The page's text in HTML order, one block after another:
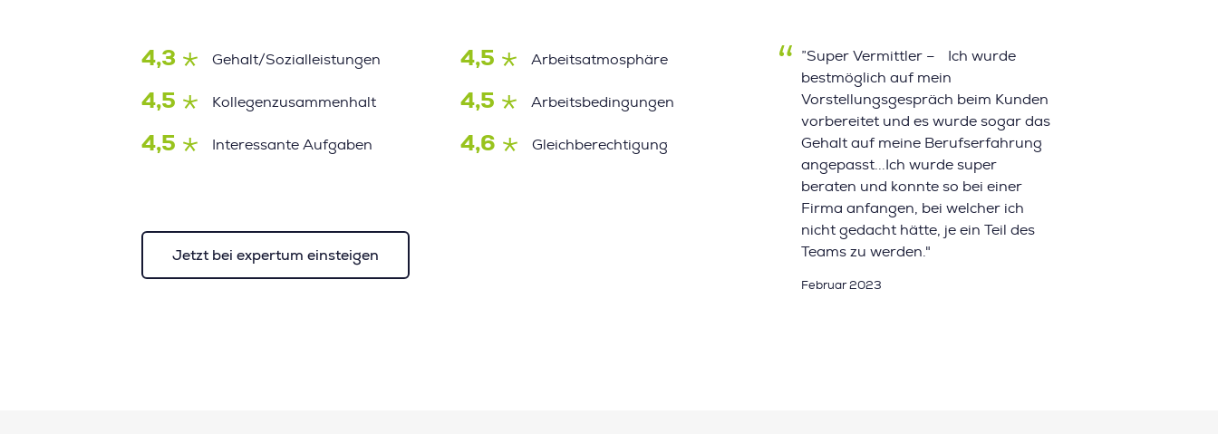
4,3 Gehalt/Sozialleistungen 4,5 Arbeitsatmosphäre
4,5 Kollegenzusammenhalt 4,5 Arbeitsbedingungen
4,5 Interessante Aufgaben 4,6 Gleichberechtigung
Jetzt bei expertum einsteigen
”Super Vermittler – Ich wurde
bestmöglich auf mein
Vorstellungsgespräch beim Kunden
vorbereitet und es wurde sogar das
Gehalt auf meine Berufserfahrung
angepasst...Ich wurde super
beraten und konnte so bei einer
Firma anfangen, bei welcher ich
nicht gedacht hätte, je ein Teil des
Teams zu werden."
Februar 2023